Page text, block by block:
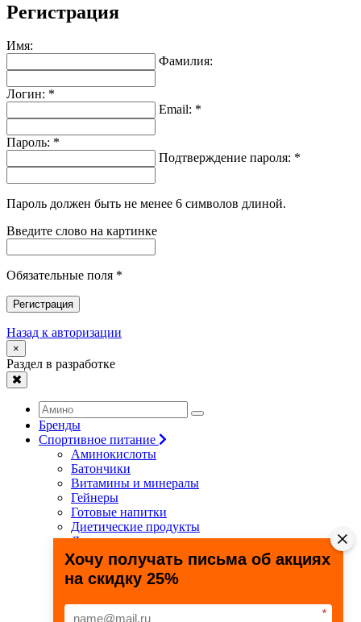
Регистрация
Имя:
Фамилия:
Логин: *
Email: *
Пароль: *
Подтверждение пароля: *
Пароль должен быть не менее 6 символов длиной.
Введите слово на картинке
Обязательные поля *
Регистрация
Назад к авторизации
×
Раздел в разработке
Бренды
Спортивное питание
Аминокислоты
Батончики
Витамины и минералы
Гейнеры
Готовые напитки
Диетические продукты
Для связок и суставов
Жиросжигатели
Здоровье и долголетие
Креатин
Специальные препараты
Хочу получать письма об акциях
на скидку 25%
*